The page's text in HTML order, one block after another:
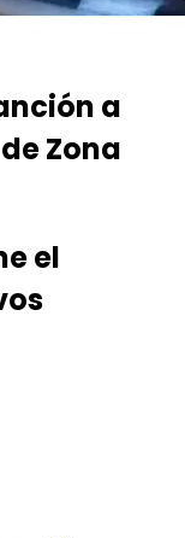
a
Zona
el